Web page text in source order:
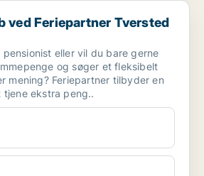
Tversted og Ålbæk
ved Feriepartner Tversted
eller vil du bare gerne
og søger et fleksibelt
mening? Feriepartner tilbyder en
tjene ekstra peng..